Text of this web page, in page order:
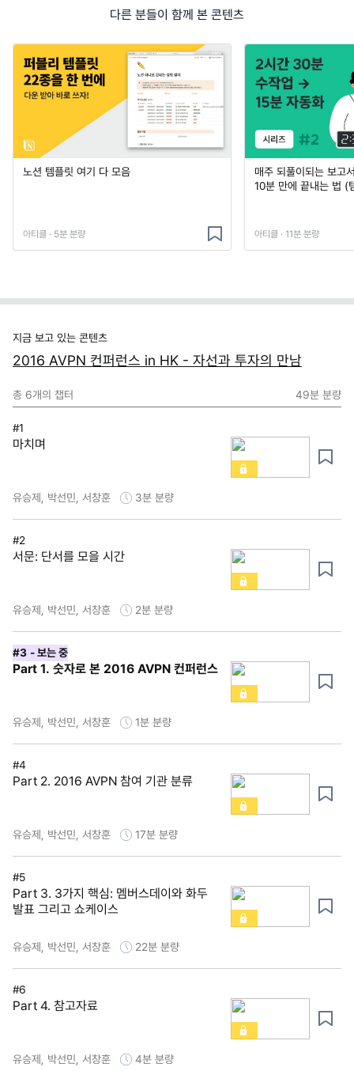
다른 분들이 함께 본 콘텐츠
노션 템플릿 여기 다 모음
아티클 · 5분 분량
매주 되풀이되는 보고
10분 만에 끝내는 법 (
아티클 · 11분 분량
지금 보고 있는 콘텐츠
2016 AVPN 컨퍼런스 in HK - 자선과 투자의 만남
총 6개의 챕터 49분 분량
#1
마치며
유승제, 박선민, 서창훈 3분 분량
#2
서문: 단서를 모을 시간
유승제, 박선민, 서창훈 2분 분량
#3 - 보는 중
Part 1. 숫자로 본 2016 AVPN 컨퍼런스
유승제, 박선민, 서창훈 1분 분량
#4
Part 2. 2016 AVPN 참여 기관 분류
유승제, 박선민, 서창훈 17분 분량
#5
Part 3. 3가지 핵심: 멤버스데이와 화두
발표 그리고 쇼케이스
유승제, 박선민, 서창훈 22분 분량
#6
Part 4. 참고자료
유승제, 박선민, 서창훈 4분 분량